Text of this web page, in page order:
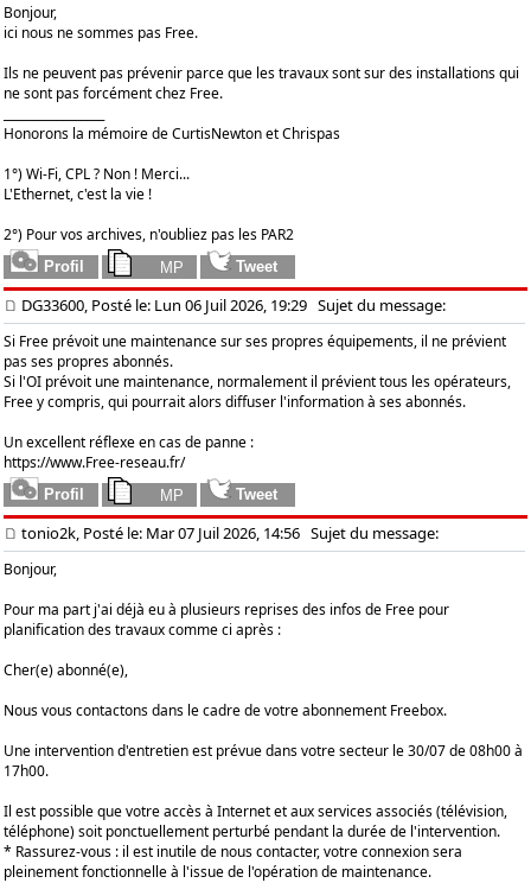
Bonjour,
ici nous ne sommes pas Free.
Ils ne peuvent pas prévenir parce que les travaux sont sur des installations qui
ne sont pas forcément chez Free.
Honorons la mémoire de CurtisNewton et Chrispas
1°) Wi-Fi, CPL ? Non ! Merci...
L'Ethernet, c'est la vie !
2°) Pour vos archives, n'oubliez pas les PAR2
DG33600, Posté le: Lun 06 Juil 2026, 19:29 Sujet du message:
Si Free prévoit une maintenance sur ses propres équipements, il ne prévient
pas ses propres abonnés.
Si l'OI prévoit une maintenance, normalement il prévient tous les opérateurs,
Free y compris, qui pourrait alors diffuser l'information à ses abonnés.
Un excellent réflexe en cas de panne :
https://www.Free-reseau.fr/
tonio2k, Posté le: Mar 07 Juil 2026, 14:56 Sujet du message:
Bonjour,
Pour ma part j'ai déjà eu à plusieurs reprises des infos de Free pour
planification des travaux comme ci après :
Cher(e) abonné(e),
Nous vous contactons dans le cadre de votre abonnement Freebox.
Une intervention d'entretien est prévue dans votre secteur le 30/07 de 08h00 à
17h00.
Il est possible que votre accès à Internet et aux services associés (télévision,
téléphone) soit ponctuellement perturbé pendant la durée de l'intervention.
* Rassurez-vous : il est inutile de nous contacter, votre connexion sera
pleinement fonctionnelle à l'issue de l'opération de maintenance.